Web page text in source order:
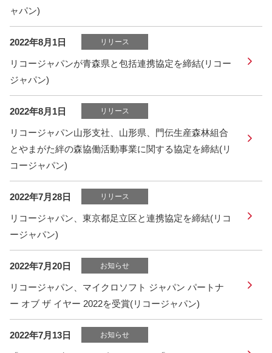
ャパン)
2022年8月1日 リリース
リコージャパンが青森県と包括連携協定を締結(リコー
ジャパン)
2022年8月1日 リリース
リコージャパン山形支社、山形県、門伝生産森林組合
とやまがた絆の森協働活動事業に関する協定を締結(リ
コージャパン)
2022年7月28日 リリース
リコージャパン、東京都足立区と連携協定を締結(リコ
ージャパン)
2022年7月20日 お知らせ
リコージャパン、マイクロソフト ジャパン パートナ
ー オブ ザ イヤー 2022を受賞(リコージャパン)
2022年7月13日 お知らせ